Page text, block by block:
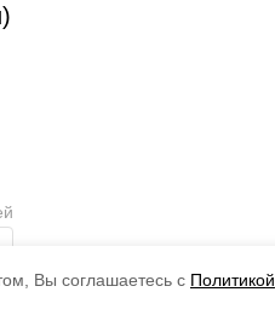
Вы соглашаетесь с Политикой